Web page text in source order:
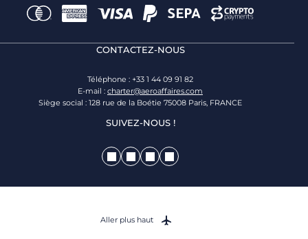
CONTACTEZ-NOUS
Téléphone : +33 1 44 09 91 82
E-mail : charter@aeroaffaires.com
Siège social : 128 rue de la Boétie 75008 Paris, FRANCE
SUIVEZ-NOUS !
Aller plus haut